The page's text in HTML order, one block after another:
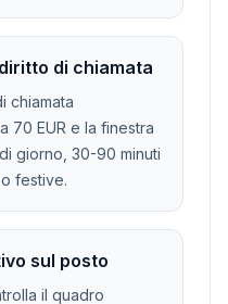
di chiamata
chiamata
70 EUR e la finestra
giorno, 30-90 minuti
festive.
sul posto
il quadro